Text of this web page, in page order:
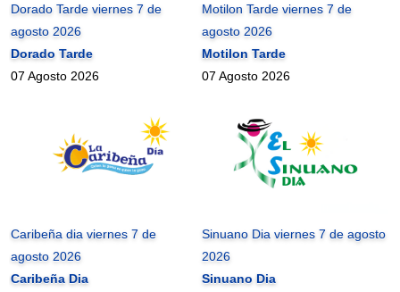
Dorado Tarde viernes 7 de
agosto 2026
Dorado Tarde
07 Agosto 2026
Motilon Tarde viernes 7 de
agosto 2026
Motilon Tarde
07 Agosto 2026
Caribeña dia viernes 7 de
agosto 2026
Caribeña Dia
Sinuano Dia viernes 7 de agosto
2026
Sinuano Dia